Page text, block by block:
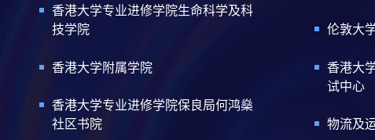
香港大学专业进修学院生命科学及科
技学院
香港大学附属学院
香港大学专业进修学院保良局何鸿燊
社区书院
伦敦大
香港大
试中心
物流及